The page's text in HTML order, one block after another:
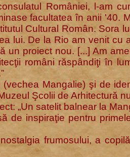
României, l-am
facultatea în anii '40.
Cultural Român. Sora
lui. De la Rio am venit cu
proiect nou. [...] Am
români răspândiţi în
Mangalie) şi de
Şcolii de Arhitectură
„Un satelit balnear la
de inspiraţie pentru
frumosului, a